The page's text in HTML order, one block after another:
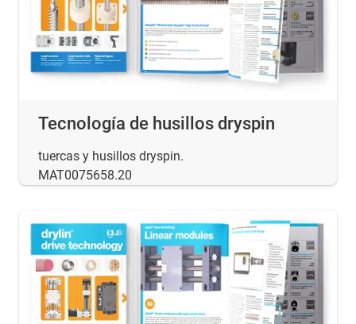
Tecnología de husillos dryspin
tuercas y husillos dryspin.
MAT0075658.20